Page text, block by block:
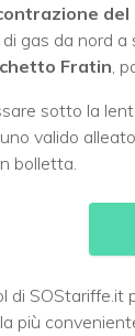
del
di gas da nord
Fratin,
sotto la
valido
bolletta.
di
più